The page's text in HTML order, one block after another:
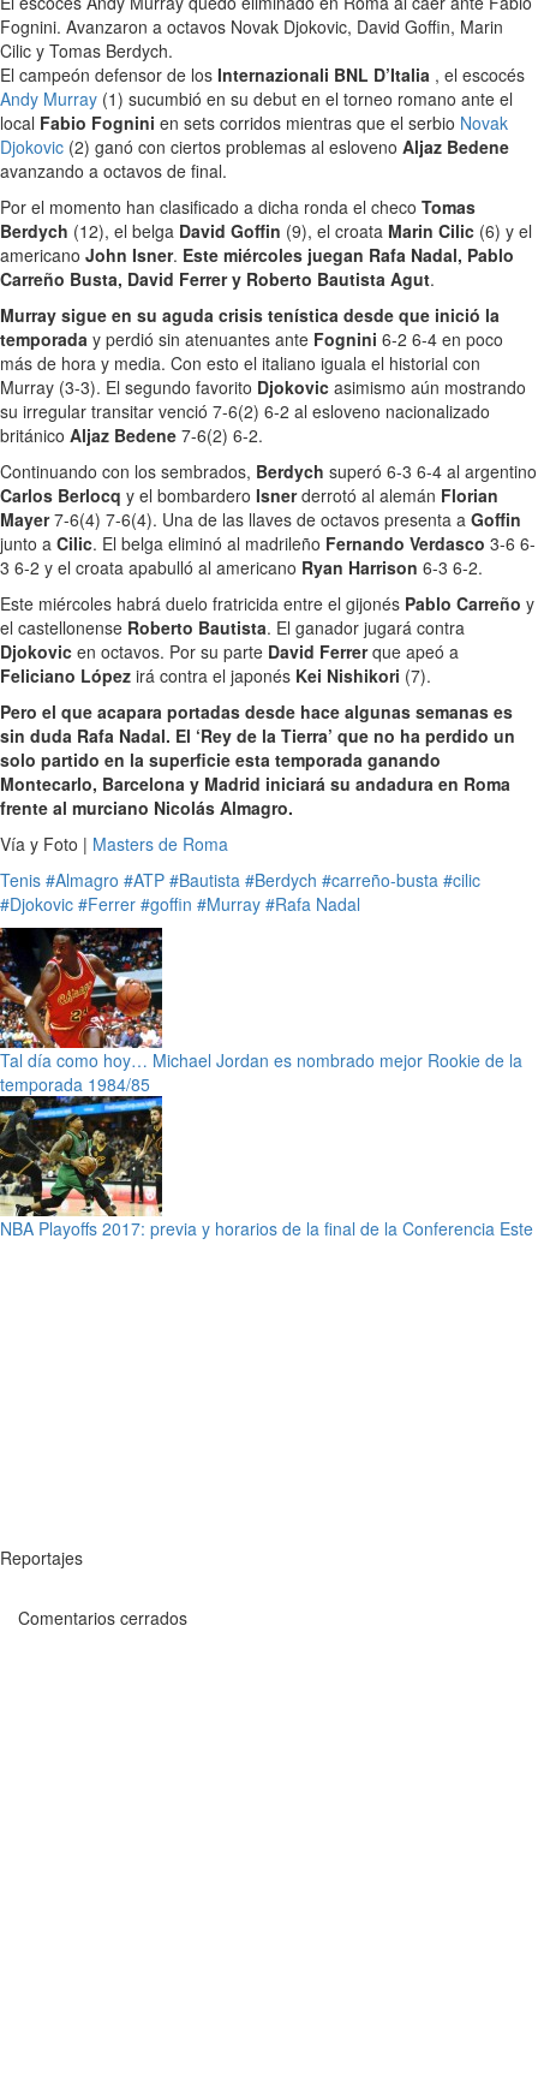
Fognini. Avanzaron a octavos Novak Djokovic, David Goffin, Marin
Cilic y Tomas Berdych.
El campeón defensor de los Internazionali BNL D’Italia , el escocés
Andy Murray (1) sucumbió en su debut en el torneo romano ante el
local Fabio Fognini en sets corridos mientras que el serbio Novak
Djokovic (2) ganó con ciertos problemas al esloveno Aljaz Bedene
avanzando a octavos de final.
Por el momento han clasificado a dicha ronda el checo Tomas
Berdych (12), el belga David Goffin (9), el croata Marin Cilic (6) y el
americano John Isner. Este miércoles juegan Rafa Nadal, Pablo
Carreño Busta, David Ferrer y Roberto Bautista Agut.
Murray sigue en su aguda crisis tenística desde que inició la
temporada y perdió sin atenuantes ante Fognini 6-2 6-4 en poco
más de hora y media. Con esto el italiano iguala el historial con
Murray (3-3). El segundo favorito Djokovic asimismo aún mostrando
su irregular transitar venció 7-6(2) 6-2 al esloveno nacionalizado
británico Aljaz Bedene 7-6(2) 6-2.
Continuando con los sembrados, Berdych superó 6-3 6-4 al argentino
Carlos Berlocq y el bombardero Isnerderrotó al alemán Florian
Mayer7-6(4) 7-6(4). Una de las llaves de octavos presenta a Goffin
junto a Cilic. El belga eliminó al madrileño Fernando Verdasco 3-6 6-
3 6-2 y el croata apabulló al americano Ryan Harrison 6-3 6-2.
Este miércoles habrá duelo fratricida entre el gijonés Pablo Carreño y
el castellonense Roberto Bautista. El ganador jugará contra
Djokovic en octavos. Por su parte David Ferrerque apeó a
Feliciano López irá contra el japonés Kei Nishikori (7).
Pero el que acapara portadas desde hace algunas semanas es
sin duda Rafa Nadal. El ‘Rey de la Tierra’ que no ha perdido un
solo partido en la superficie esta temporada ganando
Montecarlo, Barcelona y Madrid iniciará su andadura en Roma
frente al murciano Nicolás Almagro.
Vía y Foto | Masters de Roma
Tenis #Almagro #ATP #Bautista #Berdych #carreño-busta #cilic
#Djokovic #Ferrer #goffin #Murray #Rafa Nadal
Tal día como hoy… Michael Jordan es nombrado mejor Rookie de la
temporada 1984/85
NBA Playoffs 2017: previa y horarios de la final de la Conferencia Este
Reportajes
Comentarios cerrados